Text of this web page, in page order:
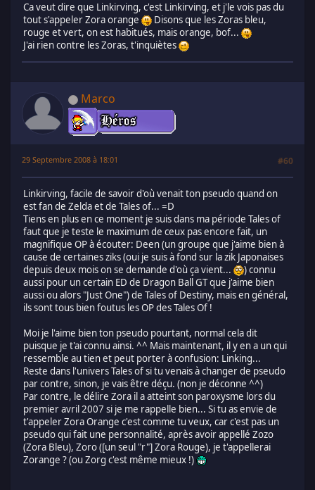
Ca veut dire que Linkirving, c'est Linkirving, et j'le vois pas du
tout s'appeler Zora orange
Disons que les Zoras bleu,
rouge et vert, on est habitués, mais orange, bof...
J'ai rien contre les Zoras, t'inquiètes
Marco
29 Septembre 2008 à 18:01 #60
Linkirving, facile de savoir d'où venait ton pseudo quand on
est fan de Zelda et de Tales of... =D
Tiens en plus en ce moment je suis dans ma période Tales of
faut que je teste le maximum de ceux pas encore fait, un
magnifique OP à écouter: Deen (un groupe que j'aime bien à
cause de certaines ziks (oui je suis à fond sur la zik Japonaises
depuis deux mois on se demande d'où ça vient...
) connu
aussi pour un certain ED de Dragon Ball GT que j'aime bien
aussi ou alors "Just One") de Tales of Destiny, mais en général,
ils sont tous bien foutus les OP des Tales Of !
Moi je l'aime bien ton pseudo pourtant, normal cela dit
puisque je t'ai connu ainsi. ^^ Mais maintenant, il y en a un qui
ressemble au tien et peut porter à confusion: Linking...
Reste dans l'univers Tales of si tu venais à changer de pseudo
par contre, sinon, je vais être déçu. (non je déconne ^^)
Par contre, le délire Zora il a atteint son paroxysme lors du
premier avril 2007 si je me rappelle bien... Si tu as envie de
t'appeler Zora Orange c'est comme tu veux, car c'est pas un
pseudo qui fait une personnalité, après avoir appellé Zozo
(Zora Bleu), Zoro ([un seul "r"] Zora Rouge), je t'appellerai
Zorange ? (ou Zorg c'est même mieux !)